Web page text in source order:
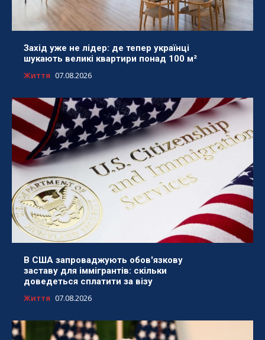
Захід уже не лідер: де тепер українці
шукають великі квартири понад 100 м²
Життя 07.08.2026
В США запроваджують обов'язкову
заставу для іммігрантів: скільки
доведеться сплатити за візу
Життя 07.08.2026